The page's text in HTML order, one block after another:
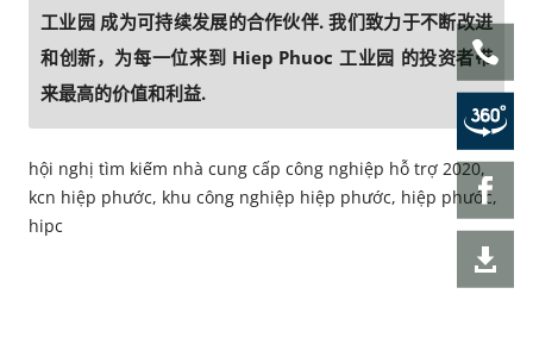
工业园 成为可持续发展的合作伙伴. 我们致力于不断改进
和创新，为每一位来到 Hiep Phuoc 工业园 的投资者带
来最高的价值和利益.
hội nghị tìm kiếm nhà cung cấp công nghiệp hỗ trợ 2020,
kcn hiệp phước, khu công nghiệp hiệp phước, hiệp phước,
hipc